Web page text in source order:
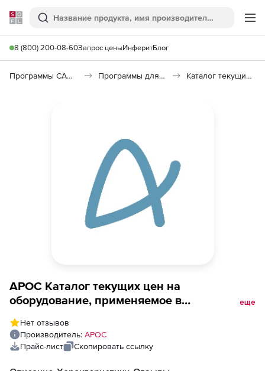
Softline
Поиск
8 (800) 200-08-60Запрос ценыИнферитБлог
Программы САПР и ГИС Программы для документооборота Каталог текущих цен в строительстве (КТЦ)
АРОС Каталог текущих цен на
оборудование, применяемое в
капитальном ремонте по объектам,
расположенным в МО, выпускается
еще
Нет отзывов
Производитель: АРОС
Прайс-лист
Скопировать ссылку